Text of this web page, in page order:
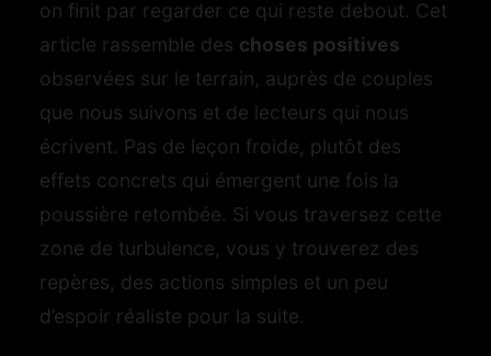
on finit par regarder ce qui reste debout. Cet
article rassemble des choses positives
observées sur le terrain, auprès de couples
que nous suivons et de lecteurs qui nous
écrivent. Pas de leçon froide, plutôt des
effets concrets qui émergent une fois la
poussière retombée. Si vous traversez cette
zone de turbulence, vous y trouverez des
repères, des actions simples et un peu
d’espoir réaliste pour la suite.